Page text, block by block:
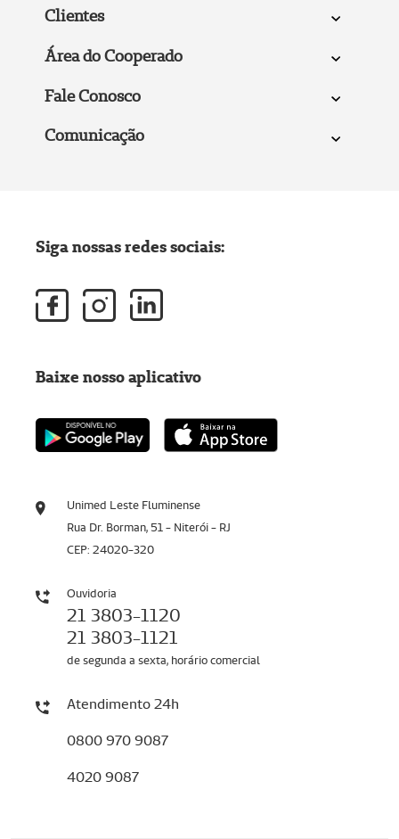
Clientes
Área do Cooperado
Fale Conosco
Comunicação
Unimed Leste Fluminense
Rua Dr. Borman, 51 - Niterói - RJ
CEP: 24020-320
Ouvidoria
21 3803-1120
21 3803-1121
de segunda a sexta, horário comercial
Atendimento 24h
0800 970 9087
4020 9087
Siga nossas redes sociais:
Baixe nosso aplicativo